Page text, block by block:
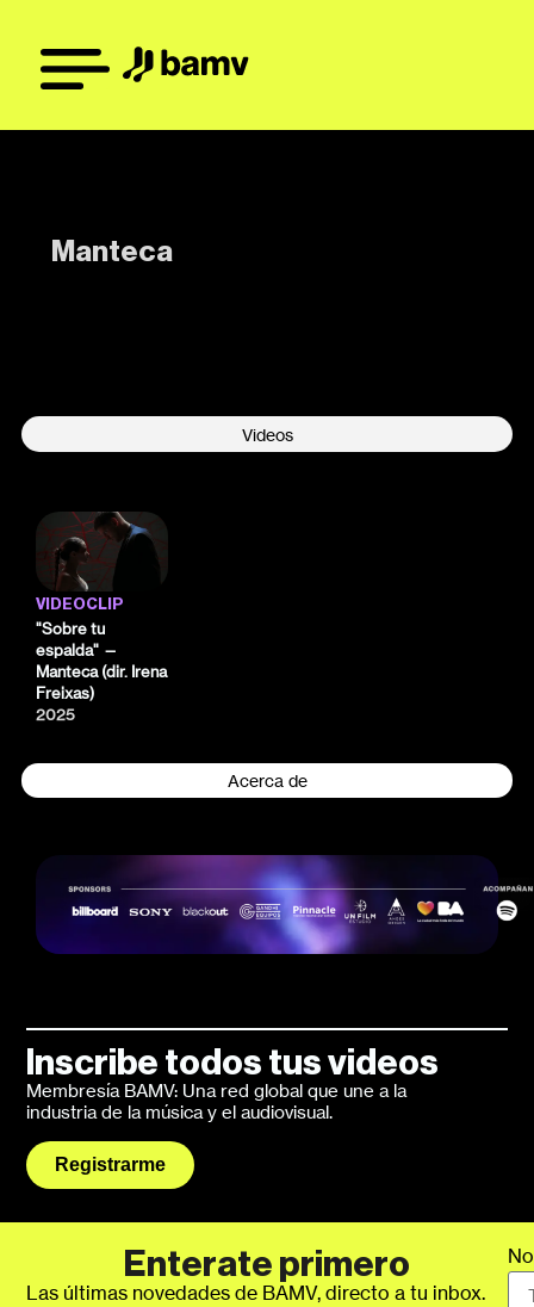
Manteca
Videos
Acerca de
VIDEOCLIP
"Sobre tu
espalda" —
Manteca (dir. Irena
Freixas)
2025
Inscribe todos tus videos
Membresía BAMV: Una red global que une a la
industria de la música y el audiovisual.
Registrarme
Enterate primero
Las últimas novedades de BAMV, directo a tu inbox.